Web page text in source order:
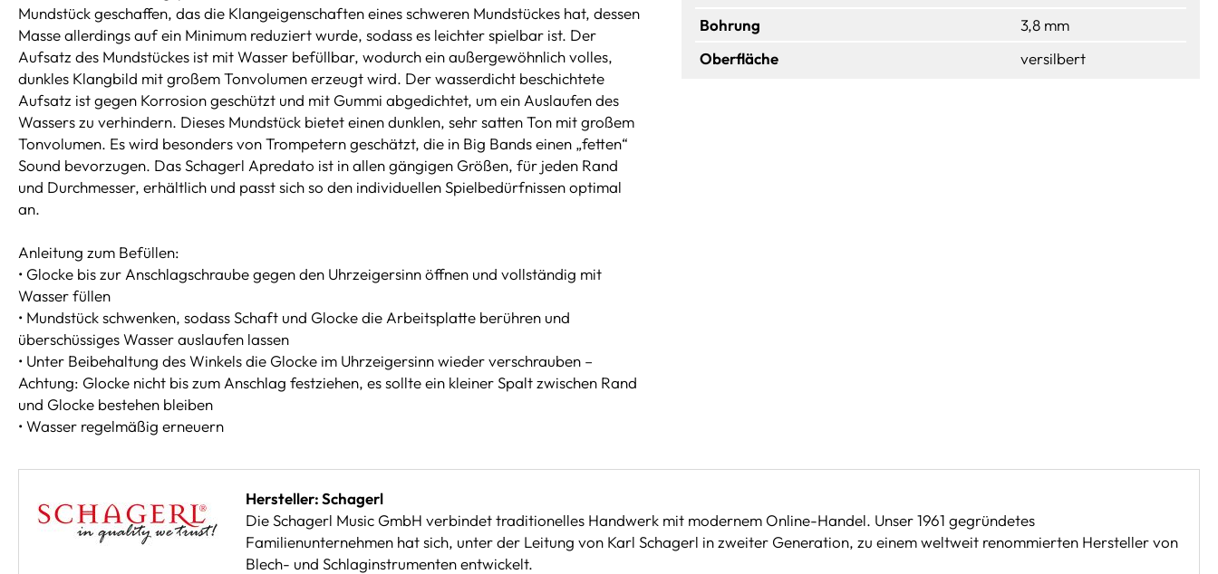
Mundstück geschaffen, das die Klangeigenschaften eines schweren Mundstückes hat, dessen
Masse allerdings auf ein Minimum reduziert wurde, sodass es leichter spielbar ist. Der
Aufsatz des Mundstückes ist mit Wasser befüllbar, wodurch ein außergewöhnlich volles,
dunkles Klangbild mit großem Tonvolumen erzeugt wird. Der wasserdicht beschichtete
Aufsatz ist gegen Korrosion geschützt und mit Gummi abgedichtet, um ein Auslaufen des
Wassers zu verhindern. Dieses Mundstück bietet einen dunklen, sehr satten Ton mit großem
Tonvolumen. Es wird besonders von Trompetern geschätzt, die in Big Bands einen „fetten“
Sound bevorzugen. Das Schagerl Apredato ist in allen gängigen Größen, für jeden Rand
und Durchmesser, erhältlich und passt sich so den individuellen Spielbedürfnissen optimal
an.
Anleitung zum Befüllen:
• Glocke bis zur Anschlagschraube gegen den Uhrzeigersinn öffnen und vollständig mit
Wasser füllen
• Mundstück schwenken, sodass Schaft und Glocke die Arbeitsplatte berühren und
überschüssiges Wasser auslaufen lassen
• Unter Beibehaltung des Winkels die Glocke im Uhrzeigersinn wieder verschrauben –
Achtung: Glocke nicht bis zum Anschlag festziehen, es sollte ein kleiner Spalt zwischen Rand
und Glocke bestehen bleiben
• Wasser regelmäßig erneuern
Bohrung
3,8 mm
Oberfläche
versilbert
Hersteller: Schagerl
Die Schagerl Music GmbH verbindet traditionelles Handwerk mit modernem Online-Handel. Unser 1961 gegründetes
Familienunternehmen hat sich, unter der Leitung von Karl Schagerl in zweiter Generation, zu einem weltweit renommierten Hersteller von
Blech- und Schlaginstrumenten entwickelt.